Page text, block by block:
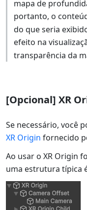
mapa de
portanto, o
do que seria
efeito na
transparência da
[Opcional] XR
Se necessário, você
XR Origin fornecido
Ao usar o XR Origin
uma estrutura típica